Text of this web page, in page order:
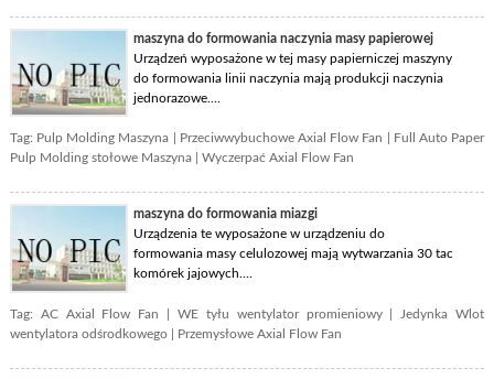
maszyna do formowania naczynia masy papierowej
Urządzeń wyposażone w tej masy papierniczej maszyny
do formowania linii naczynia mają produkcji naczynia
jednorazowe....
Tag: Pulp Molding Maszyna Przeciwwybuchowe Axial Flow Fan
Full Auto Paper
Pulp Molding stołowe Maszyna| Wyczerpać Axial Flow Fan
maszyna do formowania miazgi
Urządzenia te wyposażone w urządzeniu do
formowania masy celulozowej mają wytwarzania 30 tac
komórek jajowych....
Tag: AC Axial Flow Fan |WE tyłu wentylator promieniowy|
Jedynka Wlot
wentylatora odśrodkowego| Przemysłowe Axial Flow Fan